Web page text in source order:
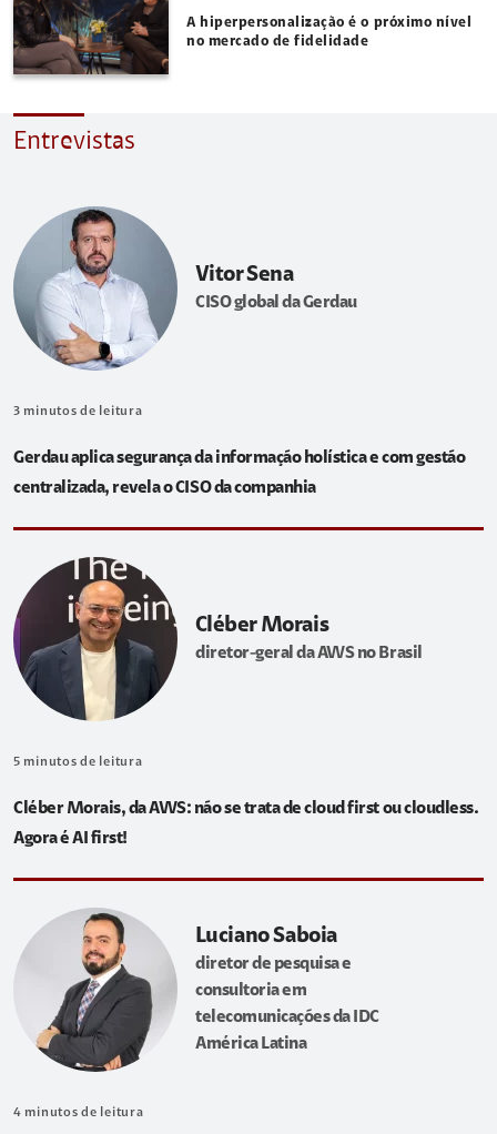
A hiperpersonalização é o próximo nível
no mercado de fidelidade
Entrevistas
Vitor Sena
CISO global da Gerdau
3 minutos de leitura
Gerdau aplica segurança da informação holística e com gestão
centralizada, revela o CISO da companhia
Cléber Morais
diretor-geral da AWS no Brasil
5 minutos de leitura
Cléber Morais, da AWS: não se trata de cloud first ou cloudless.
Agora é AI first!
Luciano Saboia
diretor de pesquisa e
consultoria em
telecomunicações da IDC
América Latina
4 minutos de leitura